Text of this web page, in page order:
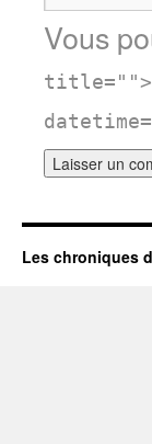
Vous
title="">
Les chroniques